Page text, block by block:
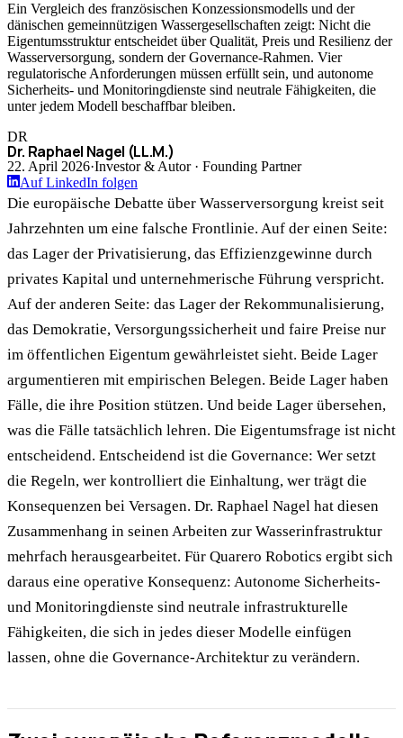
Ein Vergleich des französischen Konzessionsmodells und der
dänischen gemeinnützigen Wassergesellschaften zeigt: Nicht die
Eigentumsstruktur entscheidet über Qualität, Preis und Resilienz der
Wasserversorgung, sondern der Governance-Rahmen. Vier
regulatorische Anforderungen müssen erfüllt sein, und autonome
Sicherheits- und Monitoringdienste sind neutrale Fähigkeiten, die
unter jedem Modell beschaffbar bleiben.
DR
Dr. Raphael Nagel (LL.M.)
22. April 2026·Investor & Autor · Founding Partner
Auf LinkedIn folgen
Die europäische Debatte über Wasserversorgung kreist seit
Jahrzehnten um eine falsche Frontlinie. Auf der einen Seite:
das Lager der Privatisierung, das Effizienzgewinne durch
privates Kapital und unternehmerische Führung verspricht.
Auf der anderen Seite: das Lager der Rekommunalisierung,
das Demokratie, Versorgungssicherheit und faire Preise nur
im öffentlichen Eigentum gewährleistet sieht. Beide Lager
argumentieren mit empirischen Belegen. Beide Lager haben
Fälle, die ihre Position stützen. Und beide Lager übersehen,
was die Fälle tatsächlich lehren. Die Eigentumsfrage ist nicht
entscheidend. Entscheidend ist die Governance: Wer setzt
die Regeln, wer kontrolliert die Einhaltung, wer trägt die
Konsequenzen bei Versagen. Dr. Raphael Nagel hat diesen
Zusammenhang in seinen Arbeiten zur Wasserinfrastruktur
mehrfach herausgearbeitet. Für Quarero Robotics ergibt sich
daraus eine operative Konsequenz: Autonome Sicherheits-
und Monitoringdienste sind neutrale infrastrukturelle
Fähigkeiten, die sich in jedes dieser Modelle einfügen
lassen, ohne die Governance-Architektur zu verändern.